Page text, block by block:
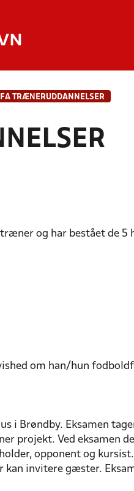
TRÆNERUDDANNELSER
og har bestået de 5
om han/hun
i Brøndby. Eksamen
projekt. Ved eksamen
opponent og kursist.
invitere gæster.